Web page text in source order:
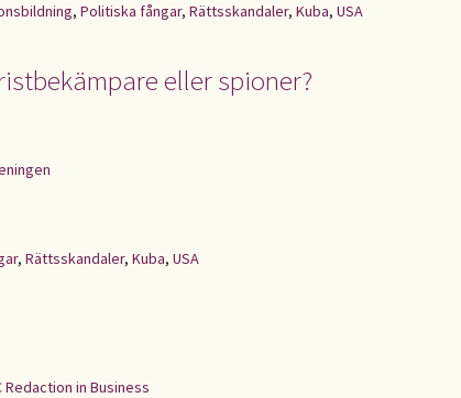
, Politiska fångar, Rättsskandaler, Kuba, USA
eller spioner?
, Rättsskandaler, Kuba, USA
Redaction in Business